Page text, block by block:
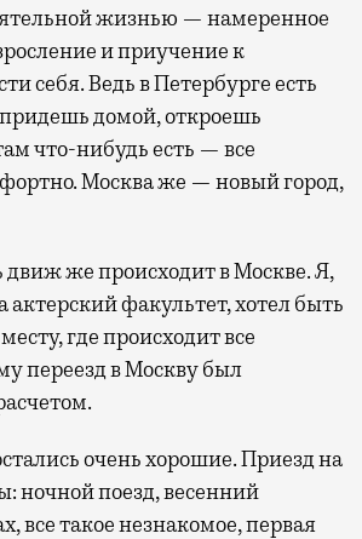
жизнью — намеренное
и приучение к
себя. Ведь в Петербурге есть
домой, откроешь
что-нибудь есть — все
Москва же — новый город,
движ же происходит в Москве. Я,
факультет, хотел быть
где происходит все
переезд в Москву был
очень хорошие. Приезд на
ночной поезд, весенний
все такое незнакомое, первая